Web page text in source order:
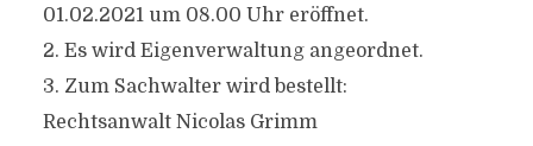
01.02.2021 um 08.00 Uhr eröffnet.
2. Es wird Eigenverwaltung angeordnet.
3. Zum Sachwalter wird bestellt:
Rechtsanwalt Nicolas Grimm